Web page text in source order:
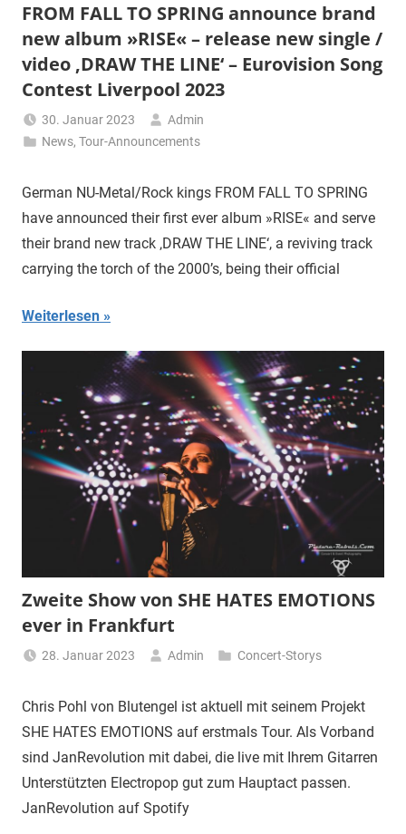
FROM FALL TO SPRING announce brand
new album »RISE« – release new single /
video ‚DRAW THE LINE‘ – Eurovision Song
Contest Liverpool 2023
30. Januar 2023
Admin
News,Tour-Announcements
German NU-Metal/Rock kings FROM FALL TO SPRING
have announced their first ever album »RISE« and serve
their brand new track ‚DRAW THE LINE‘, a reviving track
carrying the torch of the 2000’s, being their official
Weiterlesen
Zweite Show von SHE HATES EMOTIONS
ever in Frankfurt
28. Januar 2023 Admin Concert-Storys
Chris Pohl von Blutengel ist aktuell mit seinem Projekt
SHE HATES EMOTIONS auf erstmals Tour. Als Vorband
sind JanRevolution mit dabei, die live mit Ihrem Gitarren
Unterstützten Electropop gut zum Hauptact passen.
JanRevolution auf Spotify